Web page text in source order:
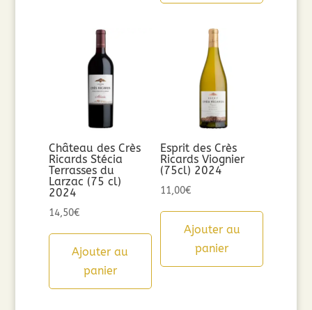
Château des Crès
Ricards Stécia
Terrasses du
Larzac (75 cl)
2024
14,50€
Ajouter au
panier
Esprit des Crès
Ricards Viognier
(75cl) 2024
11,00€
Ajouter au
panier